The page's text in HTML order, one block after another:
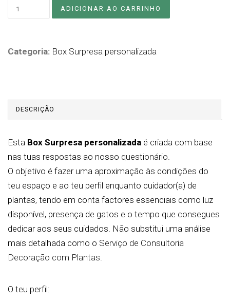
Categoria: Box Surpresa personalizada
DESCRIÇÃO
Esta Box Surpresa personalizada é criada com base
nas tuas respostas ao nosso questionário.
O objetivo é fazer uma aproximação às condições do
teu espaço e ao teu perfil enquanto cuidador(a) de
plantas, tendo em conta factores essenciais como luz
disponível, presença de gatos e o tempo que consegues
dedicar aos seus cuidados. Não substitui uma análise
mais detalhada como o Serviço de Consultoria
Decoração com Plantas.
O teu perfil: